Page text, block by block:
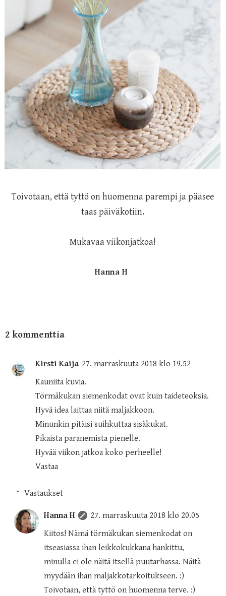
Toivotaan, että tyttö on huomenna parempi ja pääsee
taas päiväkotiin.
Mukavaa viikonjatkoa!
Hanna H
2 kommenttia
Kirsti Kaija 27. marraskuuta 2018 klo 19.52
Kauniita kuvia.
Törmäkukan siemenkodat ovat kuin taideteoksia.
Hyvä idea laittaa niitä maljakkoon.
Minunkin pitäisi suihkuttaa sisäkukat.
Pikaista paranemista pienelle.
Hyvää viikon jatkoa koko perheelle!
Vastaa
Vastaukset
Hanna H
27. marraskuuta 2018 klo 20.05
Kiitos! Nämä törmäkukan siemenkodat on
itseasiassa ihan leikkokukkana hankittu,
minulla ei ole näitä itsellä puutarhassa. Näitä
myydään ihan maljakkotarkoitukseen. :)
Toivotaan, että tyttö on huomenna terve. :)